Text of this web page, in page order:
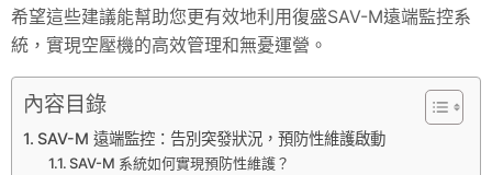
希望這些建議能幫助您更有效地利用復盛SAV-M遠端監控系
統，實現空壓機的高效管理和無憂運營。
內容目錄
SAV-M 遠端監控：告別突發狀況，預防性維護啟動
SAV-M 系統如何實現預防性維護？